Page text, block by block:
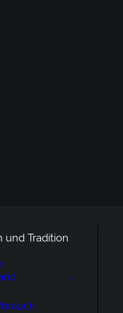
und Tradition